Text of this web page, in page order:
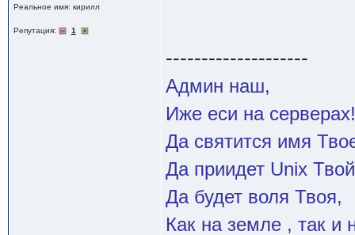
Реальное имя: кирилл
Репутация: 1
--------------------
Админ наш,
Иже еси на серверах!
Да святится имя
Да приидет Unix
Да будет воля Твоя,
Как на земле , так и